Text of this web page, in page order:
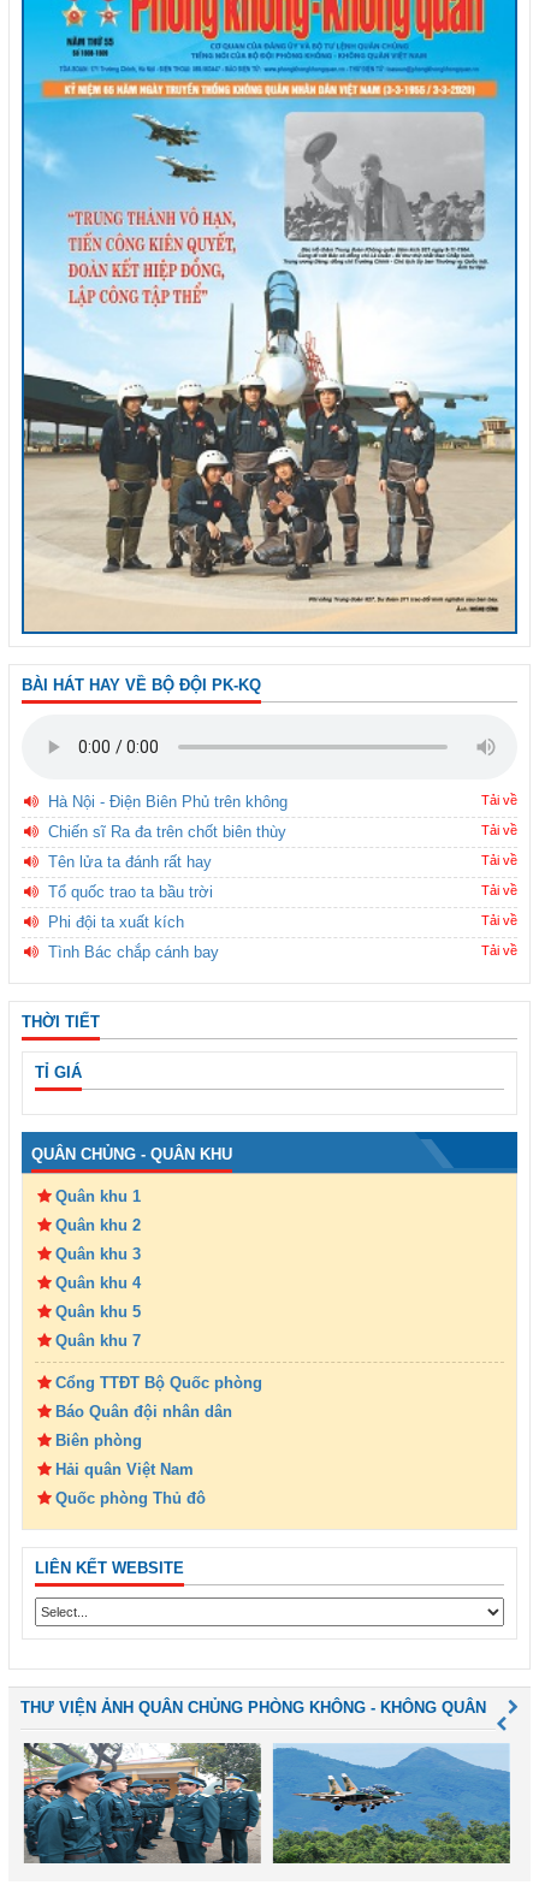
BÀI HÁT HAY VỀ BỘ ĐỘI PK-KQ
Hà Nội - Điện Biên Phủ trên không Tải về
Chiến sĩ Ra đa trên chốt biên thùy Tải về
Tên lửa ta đánh rất hay Tải về
Tổ quốc trao ta bầu trời Tải về
Phi đội ta xuất kích Tải về
Tình Bác chắp cánh bay Tải về
THỜI TIẾT
TỈ GIÁ
QUÂN CHỦNG - QUÂN KHU
Quân khu 1
Quân khu 2
Quân khu 3
Quân khu 4
Quân khu 5
Quân khu 7
Cổng TTĐT Bộ Quốc phòng
Báo Quân đội nhân dân
Biên phòng
Hải quân Việt Nam
Quốc phòng Thủ đô
LIÊN KẾT WEBSITE
THƯ VIỆN ẢNH QUÂN CHỦNG PHÒNG KHÔNG - KHÔNG QUÂN